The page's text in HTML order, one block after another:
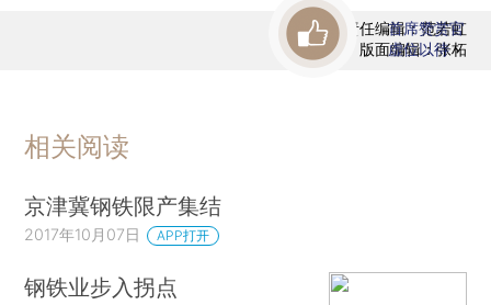
责任编辑：范若虹
版面编辑：张柘
首席赞赏官
虚位以待
相关阅读
京津冀钢铁限产集结
2017年10月07日 APP打开
钢铁业步入拐点